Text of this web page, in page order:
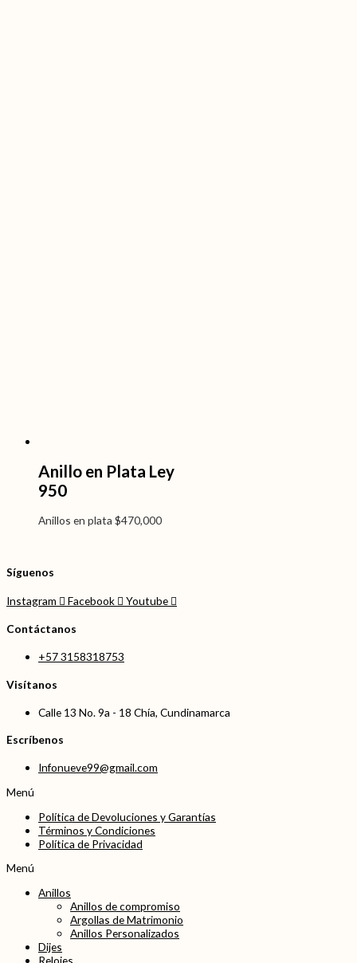
Anillo en Plata Ley
950
Anillos en plata $470,000
Síguenos
Instagram Facebook Youtube
Contáctanos
+57 3158318753
Visítanos
Calle 13 No. 9a - 18 Chía, Cundinamarca
Escríbenos
Infonueve99@gmail.com
Menú
Política de Devoluciones y Garantías
Términos y Condiciones
Política de Privacidad
Menú
Anillos
Anillos de compromiso
Argollas de Matrimonio
Anillos Personalizados
Dijes
Relojes